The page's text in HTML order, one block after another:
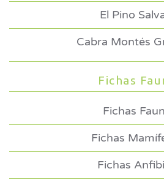
El Pino
Cabra Montés
Fichas
Fichas
Fichas
Fichas